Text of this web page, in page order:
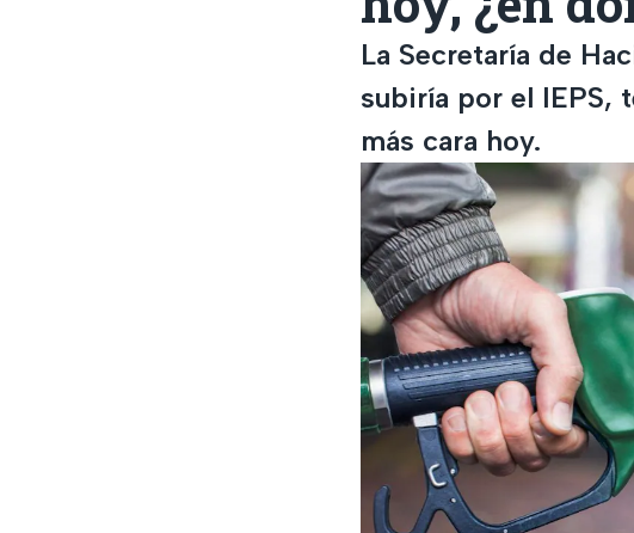
La Secretaría de
subiría por el IEPS,
más cara hoy.